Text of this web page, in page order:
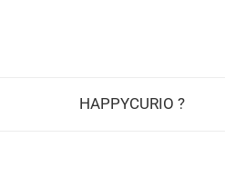
HAPPYCURIO ?